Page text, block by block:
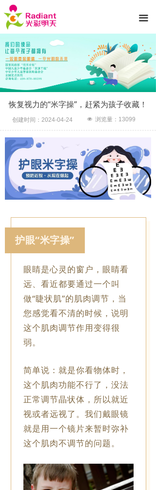
끀
首页
医院简介
诊疗项目
专家团队
新闻动态
就医服务
光彩公益
护眼知识
联系我们
恢复视力的“米字操”，赶紧为孩子收藏！
创建时间： 2024-04-24 넶 浏览量： 13099
护眼“米字操”
眼睛是心灵的窗户，眼睛看
远、看近都要通过一个叫
做“睫状肌”的肌肉调节，当
您感觉看不清的时候，说明
这个肌肉调节作用变得很
弱。
简单说：就是你看物体时，
这个肌肉功能不行了，没法
正常调节晶状体，所以就近
视或者远视了。我们戴眼镜
就是用一个镜片来暂时弥补
这个肌肉不调节的问题。